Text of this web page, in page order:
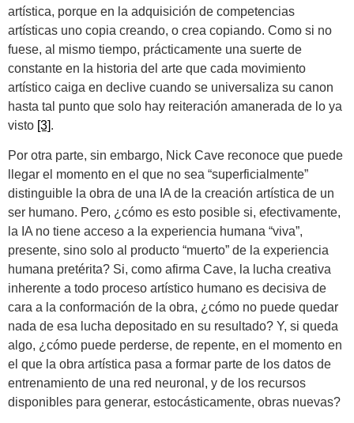
artística, porque en la adquisición de competencias
artísticas uno copia creando, o crea copiando. Como si no
fuese, al mismo tiempo, prácticamente una suerte de
constante en la historia del arte que cada movimiento
artístico caiga en declive cuando se universaliza su canon
hasta tal punto que solo hay reiteración amanerada de lo ya
visto [3].
Por otra parte, sin embargo, Nick Cave reconoce que puede
llegar el momento en el que no sea “superficialmente”
distinguible la obra de una IA de la creación artística de un
ser humano. Pero, ¿cómo es esto posible si, efectivamente,
la IA no tiene acceso a la experiencia humana “viva”,
presente, sino solo al producto “muerto” de la experiencia
humana pretérita? Si, como afirma Cave, la lucha creativa
inherente a todo proceso artístico humano es decisiva de
cara a la conformación de la obra, ¿cómo no puede quedar
nada de esa lucha depositado en su resultado? Y, si queda
algo, ¿cómo puede perderse, de repente, en el momento en
el que la obra artística pasa a formar parte de los datos de
entrenamiento de una red neuronal, y de los recursos
disponibles para generar, estocásticamente, obras nuevas?